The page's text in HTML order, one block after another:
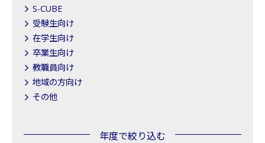
S-CUBE
受験生向け
在学生向け
卒業生向け
教職員向け
地域の方向け
その他
年度で絞り込む